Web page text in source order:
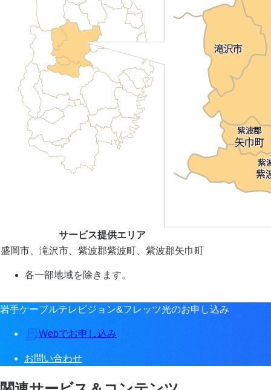
サービス提供エリア
盛岡市、滝沢市、紫波郡紫波町、紫波郡矢巾町
各一部地域を除きます。
岩手ケーブルテレビジョン&フレッツ光のお申し込み
Webでお申し込み
お問い合わせ